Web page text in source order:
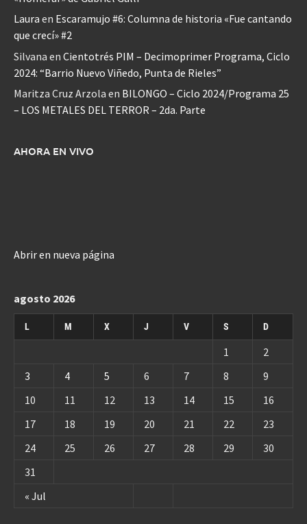
Laura en Escaramujo #6: Columna de historia «Fue cantando
que crecí» #2
Silvana en Cientotrés PIM – Decimoprimer Programa, Ciclo
2024: “Barrio Nuevo Viñedo, Punta de Rieles”
Maritza Cruz Arzola en BILONGO – Ciclo 2024/Programa 25
– LOS METALES DEL TERROR – 2da. Parte
AHORA EN VIVO
Abrir en nueva página
agosto 2026
L M X J V S D
« Jul
1
2
3
4 5 6 7 8
9
10
11 12 13 14 15
16
17
18 19 20 21 22
23
24
25 26 27 28 29
30
31